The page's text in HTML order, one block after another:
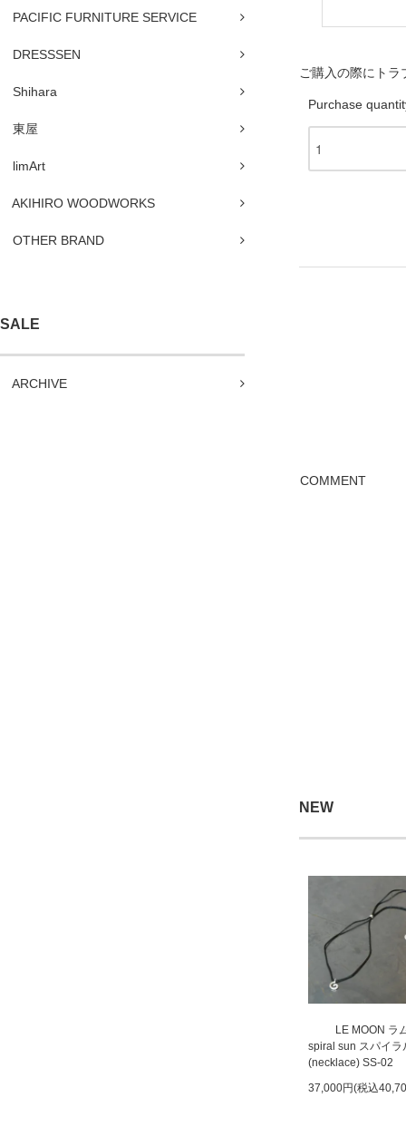
PACIFIC FURNITURE SERVICE
DRESSSEN
Shihara
東屋
limArt
AKIHIRO WOODWORKS
OTHER BRAND
SALE
ARCHIVE
ご購入の際にト
Purchase
COMMENT
NEW
LE MOON ラ
spiral sun スパイラ
(necklace) SS-02
37,000円(税込